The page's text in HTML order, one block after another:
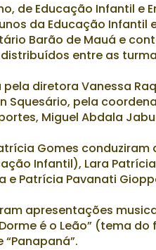
de Educação Infantil e
da Educação Infantil
Barão de Mauá e
entre as
diretora Vanessa
Squesário, pela
Miguel Abdala
Gomes
Infantil), Lara
e Patrícia Pavanati
apresentações
é o Leão” (tema do
“Panapaná”.